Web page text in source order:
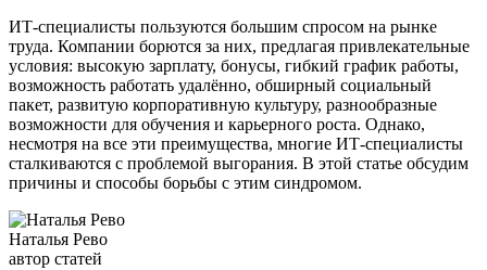
ИТ-специалисты пользуются большим спросом на рынке
труда. Компании борются за них, предлагая привлекательные
условия: высокую зарплату, бонусы, гибкий график работы,
возможность работать удалённо, обширный социальный
пакет, развитую корпоративную культуру, разнообразные
возможности для обучения и карьерного роста. Однако,
несмотря на все эти преимущества, многие ИТ-специалисты
сталкиваются с проблемой выгорания. В этой статье обсудим
причины и способы борьбы с этим синдромом.
Наталья Рево
автор статей